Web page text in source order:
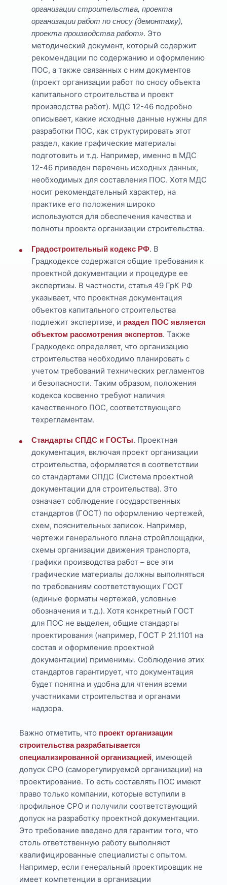
организации строительства, проекта
организации работ по сносу (демонтажу),
проекта производства работ». Это
методический документ, который содержит
рекомендации по содержанию и оформлению
ПОС, а также связанных с ним документов
(проект организации работ по сносу объекта
капитального строительства и проект
производства работ). МДС 12-46 подробно
описывает, какие исходные данные нужны для
разработки ПОС, как структурировать этот
раздел, какие графические материалы
подготовить и т.д. Например, именно в МДС
12-46 приведен перечень исходных данных,
необходимых для составления ПОС. Хотя МДС
носит рекомендательный характер, на
практике его положения широко
используются для обеспечения качества и
полноты проекта организации строительства.
Градостроительный кодекс РФ. В
Градкодексе содержатся общие требования к
проектной документации и процедуре ее
экспертизы. В частности, статья 49 ГрК РФ
указывает, что проектная документация
объектов капитального строительства
подлежит экспертизе, и раздел ПОС является
объектом рассмотрения экспертов. Также
Градкодекс определяет, что организацию
строительства необходимо планировать с
учетом требований технических регламентов
и безопасности. Таким образом, положения
кодекса косвенно требуют наличия
качественного ПОС, соответствующего
техрегламентам.
Стандарты СПДС и ГОСТы. Проектная
документация, включая проект организации
строительства, оформляется в соответствии
со стандартами СПДС (Система проектной
документации для строительства). Это
означает соблюдение государственных
стандартов (ГОСТ) по оформлению чертежей,
схем, пояснительных записок. Например,
чертежи генерального плана стройплощадки,
схемы организации движения транспорта,
графики производства работ – все эти
графические материалы должны выполняться
по требованиям соответствующих ГОСТ
(единые форматы чертежей, условные
обозначения и т.д.). Хотя конкретный ГОСТ
для ПОС не выделен, общие стандарты
проектирования (например, ГОСТ Р 21.1101 на
состав и оформление проектной
документации) применимы. Соблюдение этих
стандартов гарантирует, что документация
будет понятна и удобна для чтения всеми
участниками строительства и органами
надзора.
Важно отметить, что проект организации
строительства разрабатывается
специализированной организацией, имеющей
допуск СРО (саморегулируемой организации) на
проектирование. То есть составлять ПОС имеют
право только компании, которые вступили в
профильное СРО и получили соответствующий
допуск на разработку проектной документации.
Это требование введено для гарантии того, что
столь ответственную работу выполняют
квалифицированные специалисты с опытом.
Например, если генеральный проектировщик не
имеет компетенции в организации